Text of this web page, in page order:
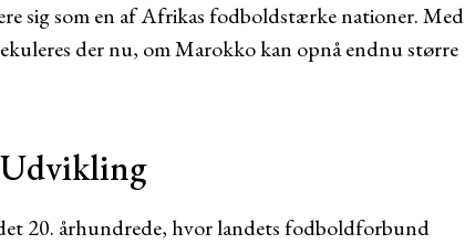
sig som en af Afrikas fodboldstærke nationer. Med
der nu, om Marokko kan opnå endnu større
20. århundrede, hvor landets fodboldforbund